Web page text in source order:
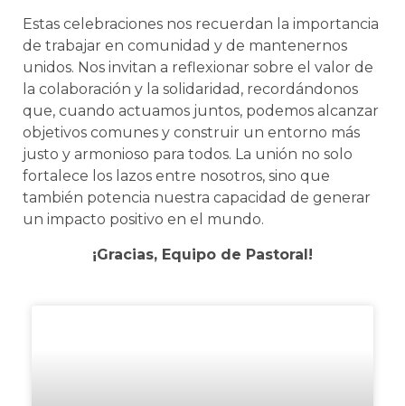
Estas celebraciones nos recuerdan la importancia
de trabajar en comunidad y de mantenernos
unidos. Nos invitan a reflexionar sobre el valor de
la colaboración y la solidaridad, recordándonos
que, cuando actuamos juntos, podemos alcanzar
objetivos comunes y construir un entorno más
justo y armonioso para todos. La unión no solo
fortalece los lazos entre nosotros, sino que
también potencia nuestra capacidad de generar
un impacto positivo en el mundo.
¡Gracias, Equipo de Pastoral!